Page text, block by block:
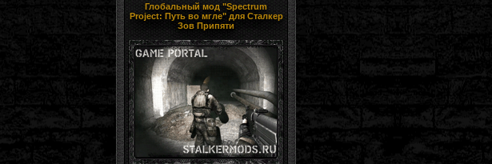
Глобальный мод "Spectrum
Project: Путь во мгле" для Сталкер
Зов Припяти